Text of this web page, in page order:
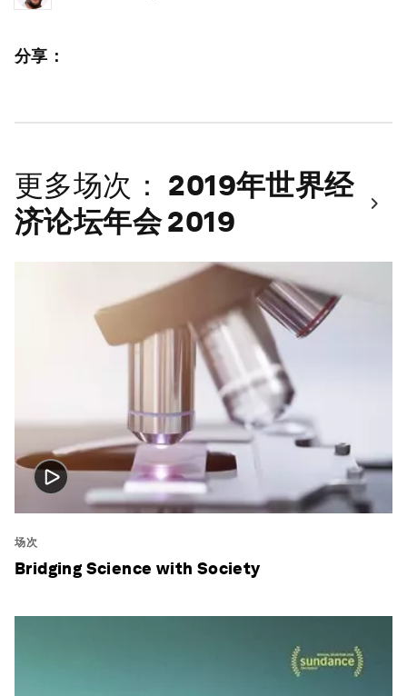
分享：
更多场次： 2019年世界经
济论坛年会 2019
场次
Bridging Science with Society